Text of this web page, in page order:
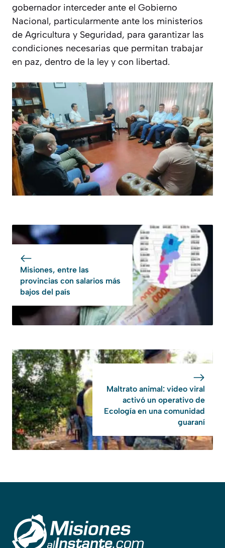
gobernador interceder ante el Gobierno
Nacional, particularmente ante los ministerios
de Agricultura y Seguridad, para garantizar las
condiciones necesarias que permitan trabajar
en paz, dentro de la ley y con libertad.
Misiones, entre las
provincias con salarios más
bajos del país
Maltrato animal: video viral
activó un operativo de
Ecología en una comunidad
guaraní